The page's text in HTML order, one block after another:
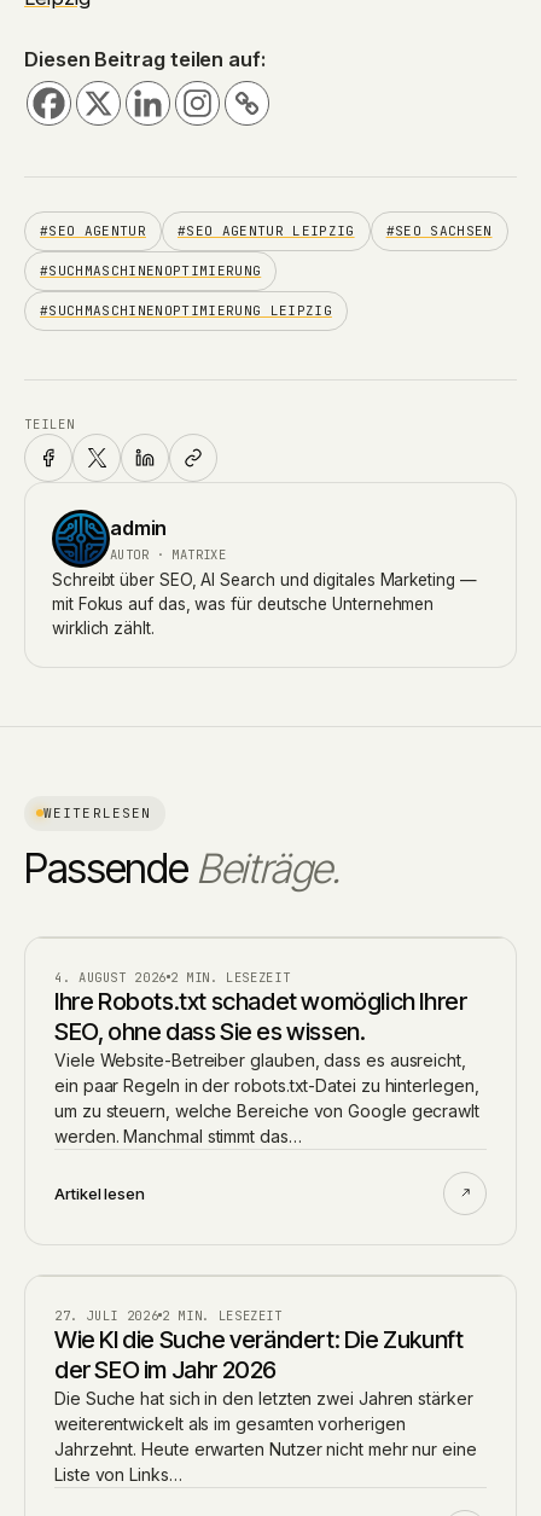
Diesen Beitrag teilen auf:
#SEO AGENTUR #SEO AGENTUR LEIPZIG #SEO SACHSEN
#SUCHMASCHINENOPTIMIERUNG
#SUCHMASCHINENOPTIMIERUNG LEIPZIG
TEILEN
admin
AUTOR · MATRIXE
Schreibt über SEO, AI Search und digitales Marketing —
mit Fokus auf das, was für deutsche Unternehmen
wirklich zählt.
WEITERLESEN
Passende Beiträge.
BLOG
4. AUGUST 2026 2 MIN. LESEZEIT
Ihre Robots.txt schadet womöglich Ihrer
SEO, ohne dass Sie es wissen.
Viele Website-Betreiber glauben, dass es ausreicht,
ein paar Regeln in der robots.txt-Datei zu hinterlegen,
um zu steuern, welche Bereiche von Google gecrawlt
werden. Manchmal stimmt das…
Artikel lesen
AI
27. JULI 2026 2 MIN. LESEZEIT
Wie KI die Suche verändert: Die Zukunft
der SEO im Jahr 2026
Die Suche hat sich in den letzten zwei Jahren stärker
weiterentwickelt als im gesamten vorherigen
Jahrzehnt. Heute erwarten Nutzer nicht mehr nur eine
Liste von Links…